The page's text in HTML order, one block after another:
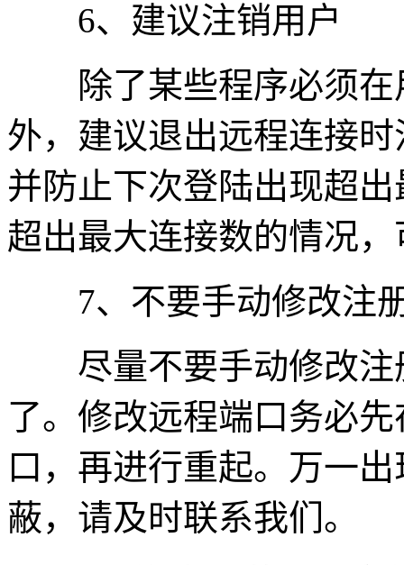
6、建议注销用户
除了某些程序必须在
外，建议退出远程连接
并防止下次登陆出现超
超出最大连接数的情况
7、不要手动修改注
尽量不要手动修改注
了。修改远程端口务必
口，再进行重起。万一
蔽，请及时联系我们。